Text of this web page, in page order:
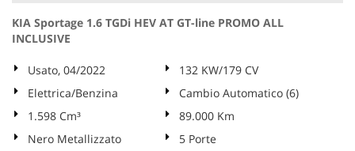
KIA Sportage 1.6 TGDi HEV AT GT-line PROMO ALL
INCLUSIVE
Usato, 04/2022
132 KW/179 CV
Elettrica/Benzina
Cambio Automatico (6)
1.598 Cm³
89.000 Km
Nero Metallizzato
5 Porte